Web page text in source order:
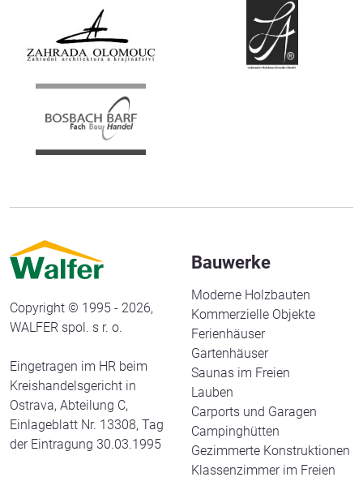
Copyright © 1995 - 2026,
WALFER spol. s r. o.
Eingetragen im HR beim
Kreishandelsgericht in
Ostrava, Abteilung C,
Einlageblatt Nr. 13308, Tag
der Eintragung 30.03.1995
Bauwerke
Moderne Holzbauten
Kommerzielle Objekte
Ferienhäuser
Gartenhäuser
Saunas im Freien
Lauben
Carports und Garagen
Campinghütten
Gezimmerte Konstruktionen
Klassenzimmer im Freien